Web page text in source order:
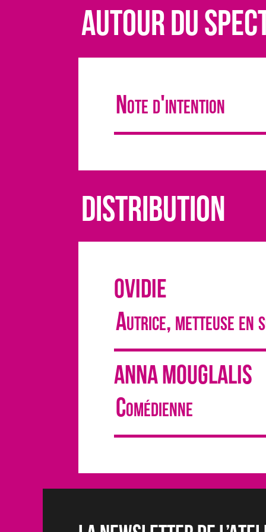
AUTOUR DU
Note d'intention
DISTRIBUTION
OVIDIE
Autrice, metteuse en
ANNA MOUGLALIS
Comédienne